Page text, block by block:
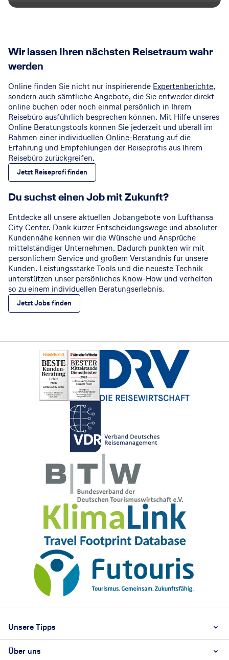
Wir lassen Ihren nächsten Reisetraum wahr
werden
Online finden Sie nicht nur inspirierende Expertenberichte,
sondern auch sämtliche Angebote, die Sie entweder direkt
online buchen oder noch einmal persönlich in Ihrem
Reisebüro ausführlich besprechen können. Mit Hilfe unseres
Online Beratungstools können Sie jederzeit und überall im
Rahmen einer individuellen Online-Beratung auf die
Erfahrung und Empfehlungen der Reiseprofis aus Ihrem
Reisebüro zurückgreifen.
Jetzt Reiseprofi finden
Du suchst einen Job mit Zukunft?
Entdecke all unsere aktuellen Jobangebote von Lufthansa
City Center. Dank kurzer Entscheidungswege und absoluter
Kundennähe kennen wir die Wünsche und Ansprüche
mittelständiger Unternehmen. Dadurch punkten wir mit
persönlichem Service und großem Verständnis für unsere
Kunden. Leistungsstarke Tools und die neueste Technik
unterstützen unser persönliches Know-How und verhelfen
so zu einem individuellen Beratungserlebnis.
Jetzt Jobs finden
Unsere Tipps
Beste Reisezeit
Über uns